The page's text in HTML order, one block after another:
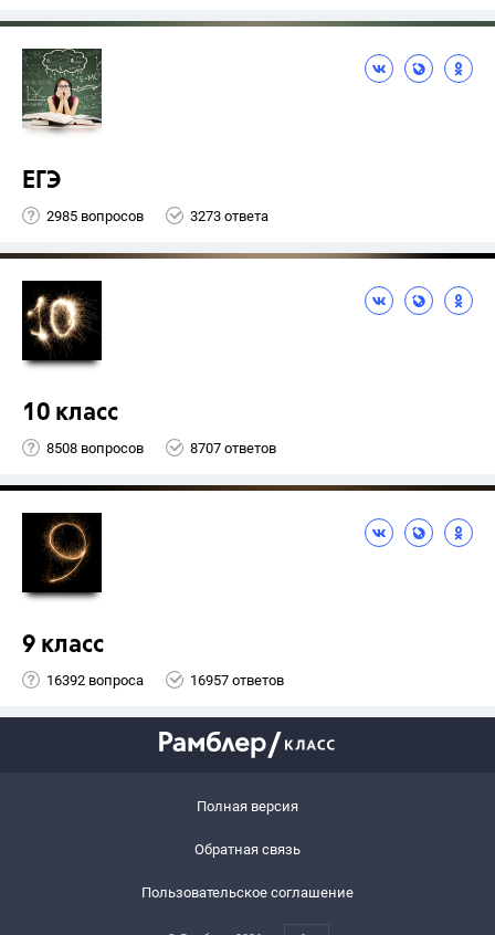
ЕГЭ
2985 вопросов 3273 ответа
10 класс
8508 вопросов 8707 ответов
9 класс
16392 вопроса 16957 ответов
Полная версия
Обратная связь
Пользовательское соглашение